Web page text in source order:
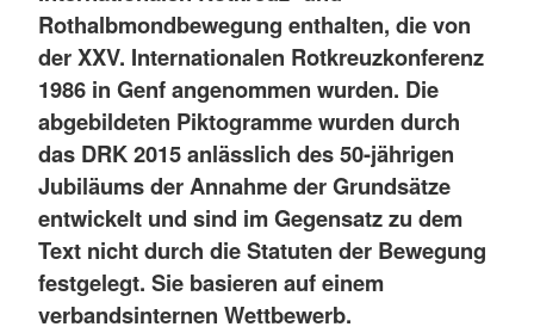
Rothalbmondbewegung enthalten, die von
der XXV. Internationalen Rotkreuzkonferenz
1986 in Genf angenommen wurden. Die
abgebildeten Piktogramme wurden durch
das DRK 2015 anlässlich des 50-jährigen
Jubiläums der Annahme der Grundsätze
entwickelt und sind im Gegensatz zu dem
Text nicht durch die Statuten der Bewegung
festgelegt. Sie basieren auf einem
verbandsinternen Wettbewerb.